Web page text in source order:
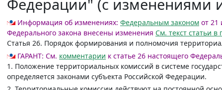
Федерации" (с изменениями
Информация об изменениях: Федеральным законом от 21
Федерального закона внесены изменения См. текст статьи
Статья 26. Порядок формирования и полномочия
ГАРАНТ: См. комментарии к статье 26 настоящего
1. Положение территориальных комиссий в системе
определяется законами субъекта Российской Федерации.